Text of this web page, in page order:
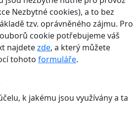
Nezbytné cookies), a to bez
tzv. oprávněného zájmu. Pro
cookie potřebujeme váš
najdetezde, a který můžete
tohoto formuláře.
k jakému jsou využívány a ta